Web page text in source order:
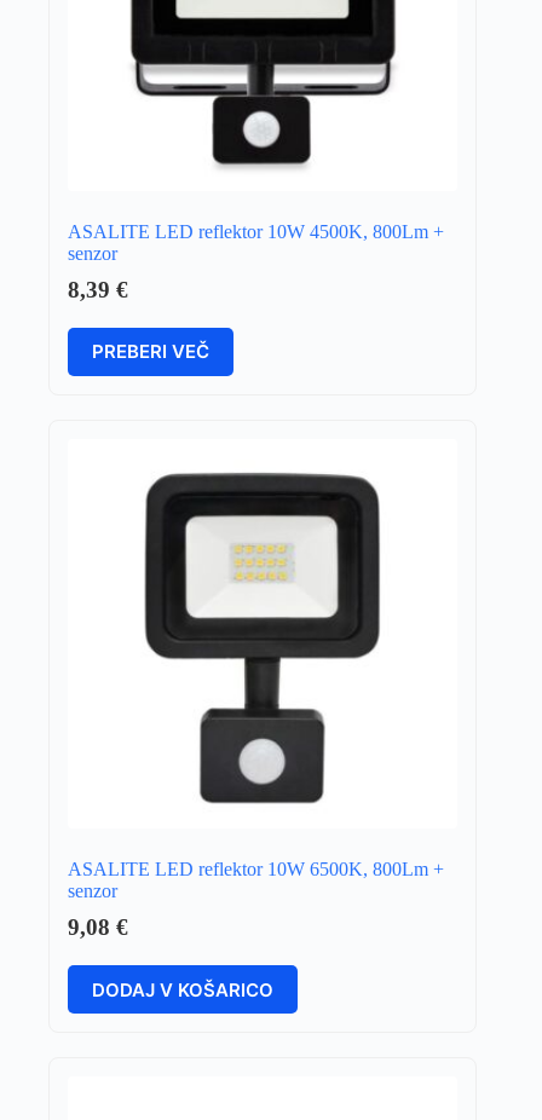
ASALITE LED reflektor 10W 4500K, 800Lm +
senzor
8,39 €
PREBERI VEČ
ASALITE LED reflektor 10W 6500K, 800Lm +
senzor
9,08 €
DODAJ V KOŠARICO